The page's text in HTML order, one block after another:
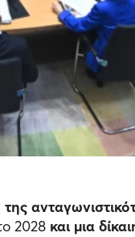
2028 και μια